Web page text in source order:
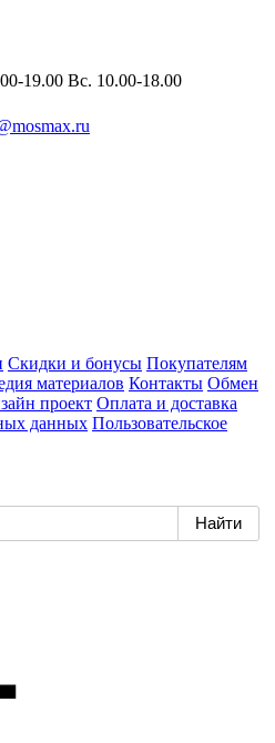
19.00 Вс. 10.00-18.00
Скидки и бонусы Покупателям
материалов Контакты Обмен
проект Оплата и доставка
данных Пользовательское